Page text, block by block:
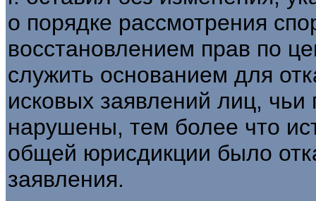
о порядке рассмотрения
восстановлением прав по
служить основанием для
исковых заявлений лиц, чьи
нарушены, тем более что
общей юрисдикции было
заявления.